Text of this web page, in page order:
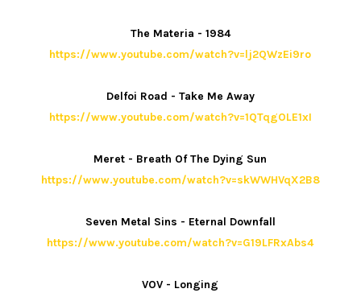
The Materia - 1984
https://www.youtube.com/watch?v=lj2QWzEi9ro
Delfoi Road - Take Me Away
https://www.youtube.com/watch?v=1QTqgOLE1xI
Meret - Breath Of The Dying Sun
https://www.youtube.com/watch?v=skWWHVqX2B8
Seven Metal Sins - Eternal Downfall
https://www.youtube.com/watch?v=G19LFRxAbs4
VOV - Longing